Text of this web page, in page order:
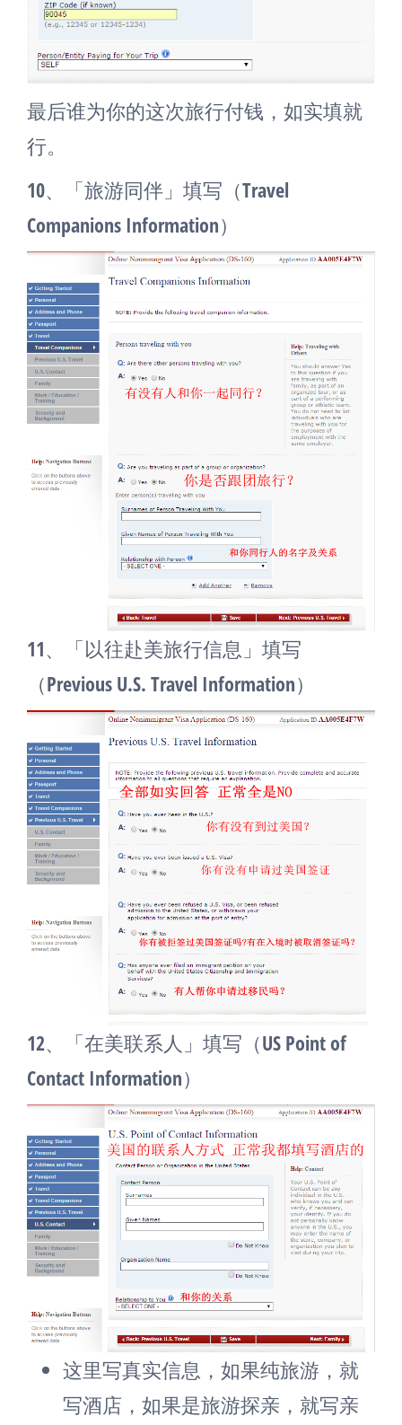
最后谁为你的这次旅行付钱，如实填就
行。
10、「旅游同伴」填写（Travel
Companions Information）
11、「以往赴美旅行信息」填写
（Previous U.S. Travel Information）
12、「在美联系人」填写（US Point of
Contact Information）
这里写真实信息，如果纯旅游，就
写酒店，如果是旅游探亲，就写亲